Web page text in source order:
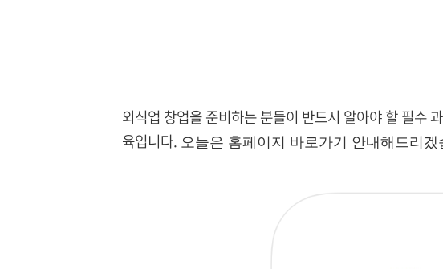
외식업 창업을 준비하는 분들이 반드시 알아야 할 필수
육입니다. 오늘은 홈페이지 바로가기 안내해드리겠